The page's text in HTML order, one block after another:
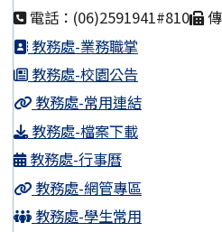
電話：(06)2591941#810
教務處-業務職掌
教務處-校園公告
教務處-常用連結
教務處-檔案下載
教務處-行事曆
教務處-網管專區
教務處-學生常用